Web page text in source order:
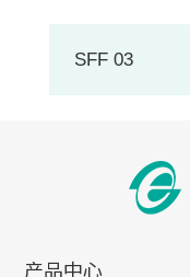
SFF 03
产品中心